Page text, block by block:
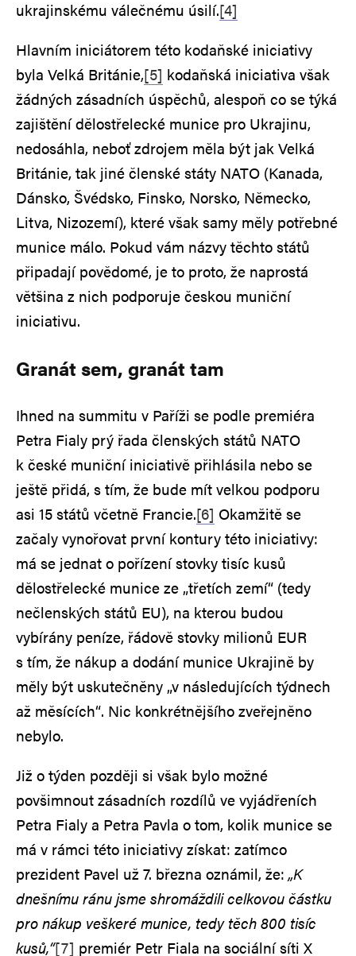
ukrajinskému válečnému úsilí.[4]
Hlavním iniciátorem této kodaňské iniciativy
byla Velká Británie,[5] kodaňská iniciativa však
žádných zásadních úspěchů, alespoň co se týká
zajištění dělostřelecké munice pro Ukrajinu,
nedosáhla, neboť zdrojem měla být jak Velká
Británie, tak jiné členské státy NATO (Kanada,
Dánsko, Švédsko, Finsko, Norsko, Německo,
Litva, Nizozemí), které však samy měly potřebné
munice málo. Pokud vám názvy těchto států
připadají povědomé, je to proto, že naprostá
většina z nich podporuje českou muniční
iniciativu.
Granát sem, granát tam
Ihned na summitu v Paříži se podle premiéra
Petra Fialy prý řada členských států NATO
k české muniční iniciativě přihlásila nebo se
ještě přidá, s tím, že bude mít velkou podporu
asi 15 států včetně Francie.[6] Okamžitě se
začaly vynořovat první kontury této iniciativy:
má se jednat o pořízení stovky tisíc kusů
dělostřelecké munice ze „třetích zemí“ (tedy
nečlenských států EU), na kterou budou
vybírány peníze, řádově stovky milionů EUR
s tím, že nákup a dodání munice Ukrajině by
měly být uskutečněny „v následujících týdnech
až měsících“. Nic konkrétnějšího zveřejněno
nebylo.
Již o týden později si však bylo možné
povšimnout zásadních rozdílů ve vyjádřeních
Petra Fialy a Petra Pavla o tom, kolik munice se
má v rámci této iniciativy získat: zatímco
prezident Pavel už 7. března oznámil, že:„K
dnešnímu ránu jsme shromáždili celkovou částku
pro nákup veškeré munice, tedy těch 800 tisíc
kusů,“[7] premiér Petr Fiala na sociální síti X